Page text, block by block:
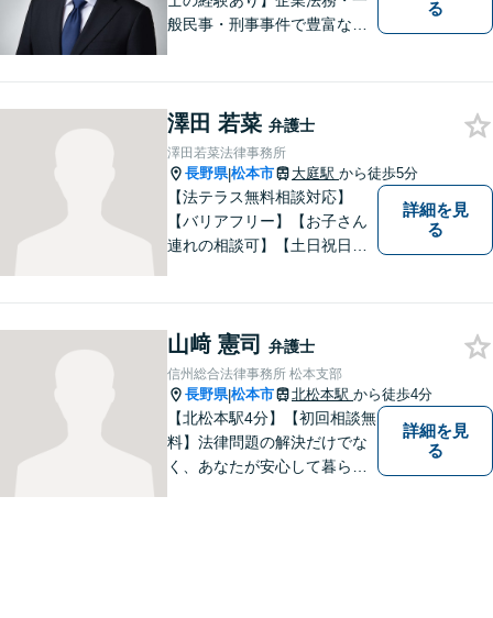
般民事・刑事事件で豊富な実
供します。
る
澤田 若菜 弁護士
澤田若菜法律事務所
長野県|松本市 大庭駅 から徒歩5分
【法テラス無料相談対応】
【バリアフリー】【お子さん
連れの相談可】【土日祝日応
詳細を見
る
山﨑 憲司 弁護士
信州総合法律事務所 松本支部
長野県|松本市 北松本駅 から徒歩4分
【北松本駅4分】【初回相談無
料】法律問題の解決だけでな
く、あなたが安心して暮らせ
詳細を見
る